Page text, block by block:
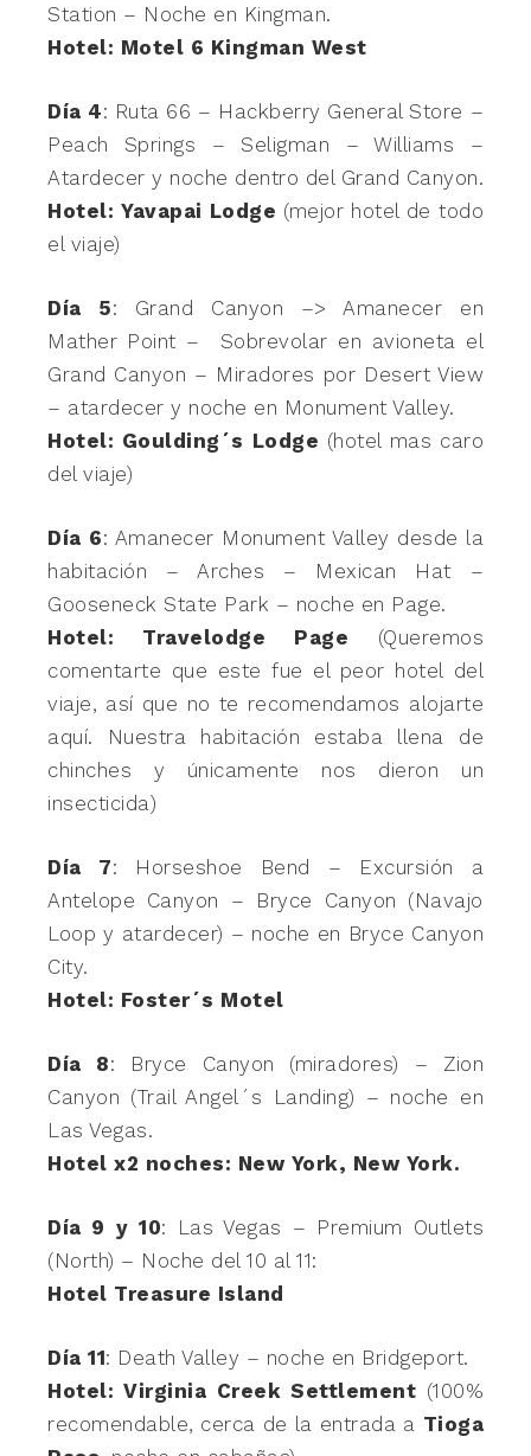
Station – Noche en Kingman.
Hotel: Motel 6 Kingman West
Día 4: Ruta 66 – Hackberry General Store –
Peach Springs – Seligman – Williams –
Atardecer y noche dentro del Grand Canyon.
Hotel: Yavapai Lodge (mejor hotel de todo
el viaje)
Día 5: Grand Canyon –> Amanecer en
Mather Point – Sobrevolar en avioneta el
Grand Canyon – Miradores por Desert View
– atardecer y noche en Monument Valley.
Hotel: Goulding´s Lodge (hotel mas caro
del viaje)
Día 6: Amanecer Monument Valley desde la
habitación – Arches – Mexican Hat –
Gooseneck State Park – noche en Page.
Hotel: Travelodge Page (Queremos
comentarte que este fue el peor hotel del
viaje, así que no te recomendamos alojarte
aquí. Nuestra habitación estaba llena de
chinches y únicamente nos dieron un
insecticida)
Día 7: Horseshoe Bend – Excursión a
Antelope Canyon – Bryce Canyon (Navajo
Loop y atardecer) – noche en Bryce Canyon
City.
Hotel: Foster´s Motel
Día 8: Bryce Canyon (miradores) – Zion
Canyon (Trail Angel´s Landing) – noche en
Las Vegas.
Hotel x2 noches: New York, New York.
Día 9 y 10: Las Vegas – Premium Outlets
(North) – Noche del 10 al 11:
Hotel Treasure Island
Día 11: Death Valley – noche en Bridgeport.
Hotel: Virginia Creek Settlement (100%
recomendable, cerca de la entrada a Tioga